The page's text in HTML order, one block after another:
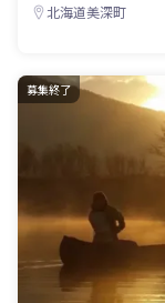
北海道美深町
募集終了